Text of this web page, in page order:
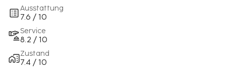
Ausstattung
7.6 / 10
Service
8.2 / 10
Zustand
7.4 / 10